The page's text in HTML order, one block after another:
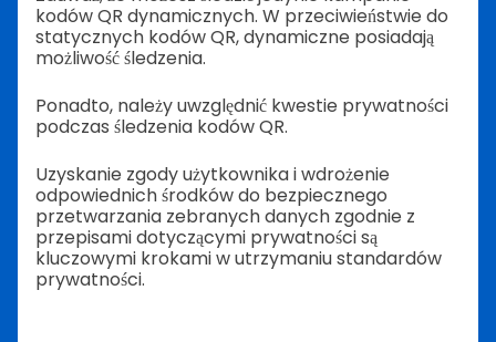
kodów QR dynamicznych. W przeciwieństwie do
statycznych kodów QR, dynamiczne posiadają
możliwość śledzenia.
Ponadto, należy uwzględnić kwestie prywatności
podczas śledzenia kodów QR.
Uzyskanie zgody użytkownika i wdrożenie
odpowiednich środków do bezpiecznego
przetwarzania zebranych danych zgodnie z
przepisami dotyczącymi prywatności są
kluczowymi krokami w utrzymaniu standardów
prywatności.